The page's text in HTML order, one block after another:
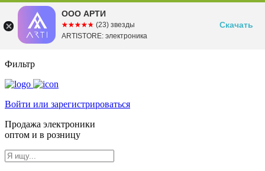
Фильтр
Войти или зарегистрироваться
Продажа электроники
оптом и в розницу
ООО АРТИ
☆☆☆☆☆
★★★★★ (23) звезды
ARTISTORE: электроника
Скачать